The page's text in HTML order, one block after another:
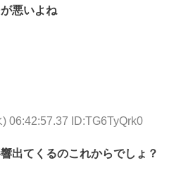
悪いよね
06:42:57.37 ID:TG6TyQrk0
出てくるのこれからでしょ？